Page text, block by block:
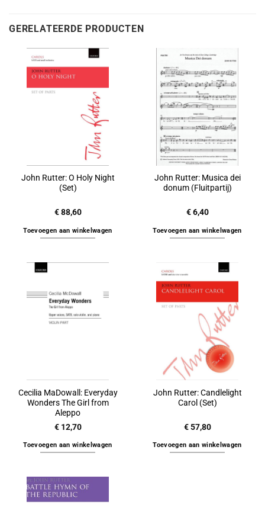
GERELATEERDE PRODUCTEN
John Rutter: O Holy Night
(Set)
€88,60
Toevoegen aan winkelwagen
John Rutter: Musica dei
donum (Fluitpartij)
€6,40
Toevoegen aan winkelwagen
Cecilia MaDowall: Everyday
Wonders The Girl from
Aleppo
€12,70
Toevoegen aan winkelwagen
John Rutter: Candlelight
Carol (Set)
€57,80
Toevoegen aan winkelwagen